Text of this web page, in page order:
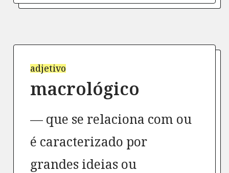
adjetivo
macrológico
que se relaciona com ou
é caracterizado por
grandes ideias ou